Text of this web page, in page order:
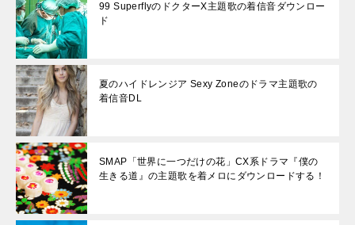
99 SuperflyのドクターX主題歌の着信音ダウンロー
ド
夏のハイドレンジア Sexy Zoneのドラマ主題歌の
着信音DL
SMAP「世界に一つだけの花」CX系ドラマ『僕の
生きる道』の主題歌を着メロにダウンロードする！